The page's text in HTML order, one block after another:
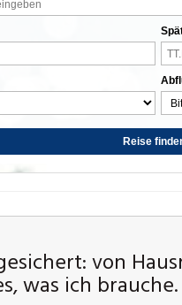
Reise
von
was ich brauche.